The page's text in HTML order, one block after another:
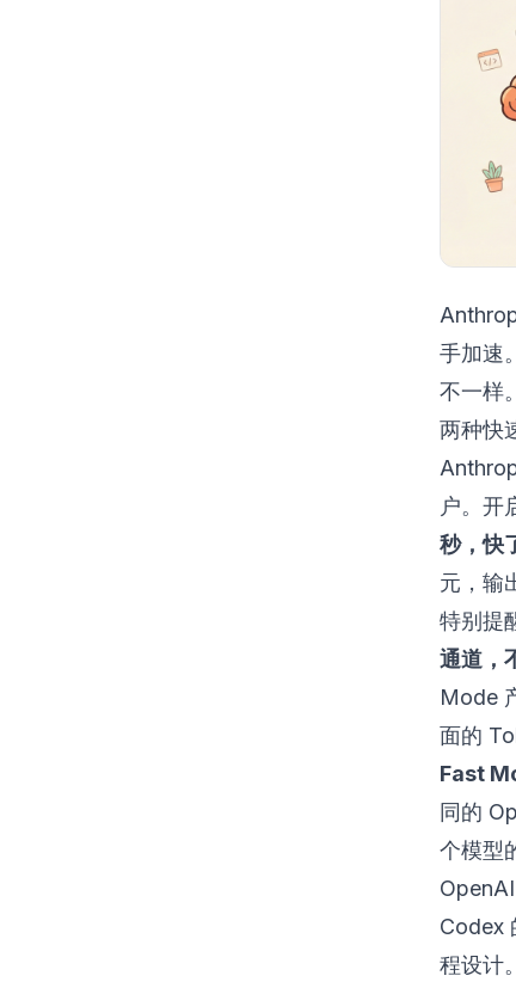
手加速
不一样。
两种快
户。开
秒，快
元，输
特别提
通道，
Mode
面的
Fast
同的
个模型
Codex
程设计。